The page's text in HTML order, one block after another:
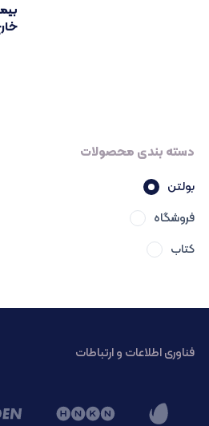
دسته بندی محصولات
بولتن
فروشگاه
کتاب
فناوری اطلاعات و ارتباطات